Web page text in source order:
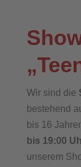
Wir sind die
bestehend
bis 16
bis 19:00
unserem